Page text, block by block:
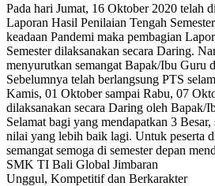
Pada hari Jumat, 16 Oktober 2020 telah
Laporan Hasil Penilaian Tengah
keadaan Pandemi maka pembagian
Semester dilaksanakan secara Daring.
menyurutkan semangat Bapak/Ibu Guru
Sebelumnya telah berlangsung PTS
Kamis, 01 Oktober sampai Rabu, 07
dilaksanakan secara Daring oleh Bapak/
Selamat bagi yang mendapatkan 3
nilai yang lebih baik lagi. Untuk peserta
semangat semoga di semester depan
SMK TI Bali Global Jimbaran
Unggul, Kompetitif dan Berkarakter